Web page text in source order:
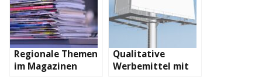
Regionale Themen
im Magazinen
Qualitative
Werbemittel mit